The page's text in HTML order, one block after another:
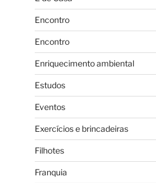
Encontro
Encontro
Enriquecimento ambiental
Estudos
Eventos
Exercícios e brincadeiras
Filhotes
Franquia